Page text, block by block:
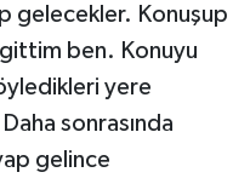
gelecekler. Konuşup
ben. Konuyu
yere
sonrasında
gelince